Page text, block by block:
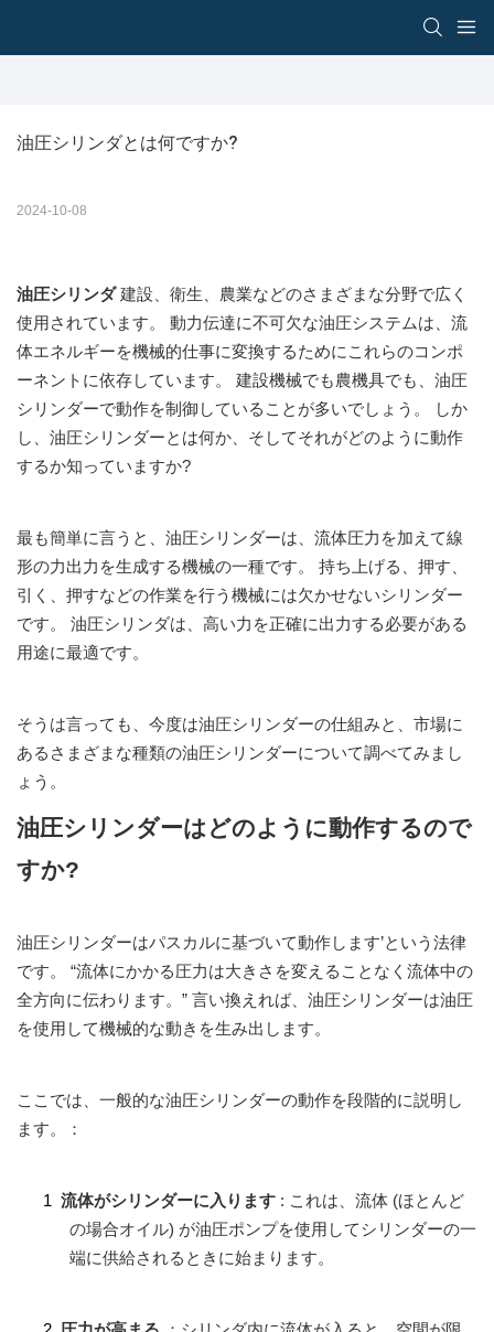
油圧シリンダとは何ですか?
2024-10-08
油圧シリンダ建設、衛生、農業などのさまざまな分野で広く
使用されています。 動力伝達に不可欠な油圧システムは、流
体エネルギーを機械的仕事に変換するためにこれらのコンポ
ーネントに依存しています。 建設機械でも農機具でも、油圧
シリンダーで動作を制御していることが多いでしょう。 しか
し、油圧シリンダーとは何か、そしてそれがどのように動作
するか知っていますか?
最も簡単に言うと、油圧シリンダーは、流体圧力を加えて線
形の力出力を生成する機械の一種です。 持ち上げる、押す、
引く、押すなどの作業を行う機械には欠かせないシリンダー
です。 油圧シリンダは、高い力を正確に出力する必要がある
用途に最適です。
そうは言っても、今度は油圧シリンダーの仕組みと、市場に
あるさまざまな種類の油圧シリンダーについて調べてみまし
ょう。
油圧シリンダーはどのように動作するので
すか?
油圧シリンダーはパスカルに基づいて動作します’という法律
です。 “流体にかかる圧力は大きさを変えることなく流体中の
全方向に伝わります。” 言い換えれば、油圧シリンダーは油圧
を使用して機械的な動きを生み出します。
ここでは、一般的な油圧シリンダーの動作を段階的に説明し
ます。：
1 流体がシリンダーに入ります : これは、流体 (ほとんど
の場合オイル) が油圧ポンプを使用してシリンダーの一
端に供給されるときに始まります。